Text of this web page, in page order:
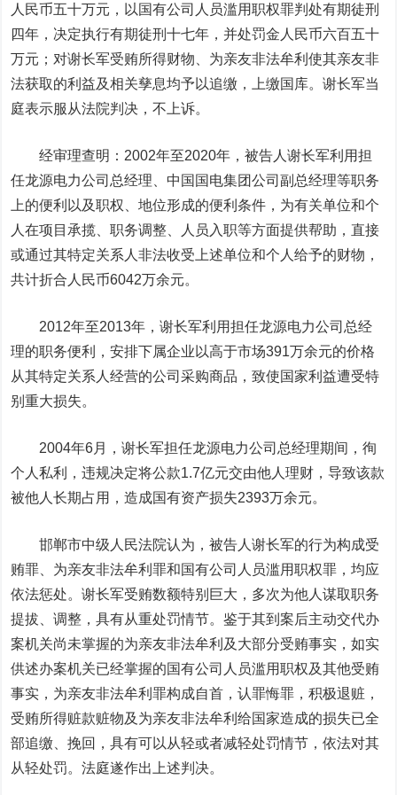
人民币五十万元，以国有公司人员滥用职权罪判处有期徒刑
四年，决定执行有期徒刑十七年 ，并处罚金人民币六百五十
万元；对谢长军受贿所得财物、为亲友非法牟利使其亲友非
法获取的利益及相关孳息均予以追缴，上缴国库。谢长军当
庭表示服从法院判决，不上诉。
经审理查明：2002年至2020年，被告人谢长军利用担
任龙源电力公司总经理、中国国电集团公司副总经理等职务
上的便利以及职权、地位形成的便利条件，为有关单位和个
人在项目承揽、职务调整、人员入职等方面提供帮助，直接
或通过其特定关系人非法收受上述单位和个人给予的财物，
共计折合人民币6042万余元。
2012年至2013年，谢长军利用担任龙源电力公司总经
理的职务便利，安排下属企业以高于市场391万余元的价格
从其特定关系人经营的公司采购商品，致使国家利益遭受特
别重大损失。
2004年6月，谢长军担任龙源电力公司总经理期间，徇
个人私利，违规决定将公款1.7亿元交由他人理财 ，导致该款
被他人长期占用，造成国有资产损失2393万余元。
邯郸市中级人民法院认为，被告人谢长军的行为构成受
贿罪、为亲友非法牟利罪和国有公司人员滥用职权罪，均应
依法惩处。谢长军受贿数额特别巨大，多次为他人谋取职务
提拔、调整，具有从重处罚情节。鉴于其到案后主动交代办
案机关尚未掌握的为亲友非法牟利及大部分受贿事实，如实
供述办案机关已经掌握的国有公司人员滥用职权及其他受贿
事实，为亲友非法牟利罪构成自首，认罪悔罪，积极退赃，
受贿所得赃款赃物及为亲友非法牟利给国家造成的损失已全
部追缴、挽回，具有可以从轻或者减轻处罚情节，依法对其
从轻处罚。法庭遂作出上述判决。